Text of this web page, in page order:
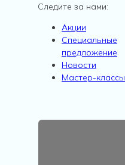
Следите за нами:
Акции
Специальные
предложение
Новости
Мастер-классы